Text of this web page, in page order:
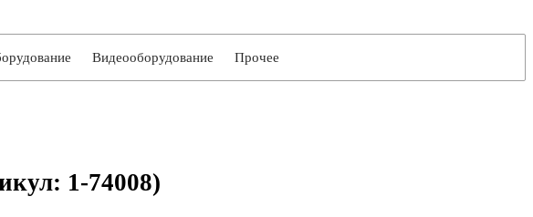
Видеооборудование Прочее
1-74008)